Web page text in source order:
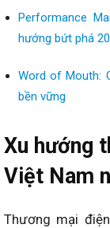
Performance
hướng bứt phá
Word of Mouth:
bền vững
Xu hướng
Việt Nam
Thương mại